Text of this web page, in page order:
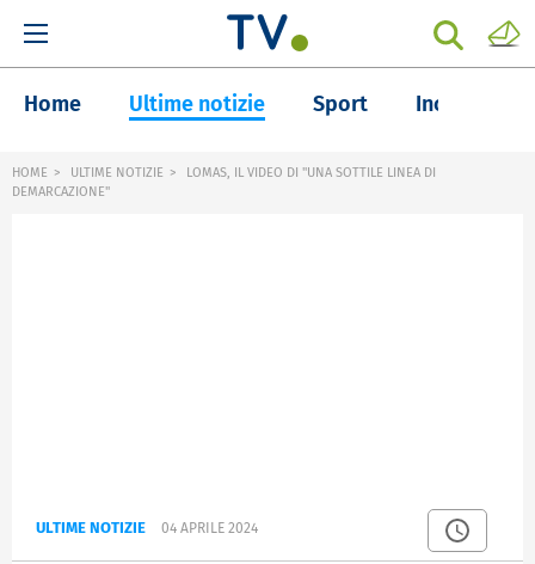
Home Ultime notizie Sport Inchieste
HOME ULTIME NOTIZIE
LOMAS, IL VIDEO DI "UNA SOTTILE LINEA DI
DEMARCAZIONE"
ULTIME NOTIZIE 04 APRILE 2024